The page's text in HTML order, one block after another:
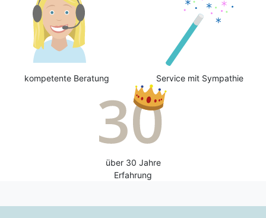
kompetente Beratung Service mit Sympathie
über 30 Jahre
Erfahrung